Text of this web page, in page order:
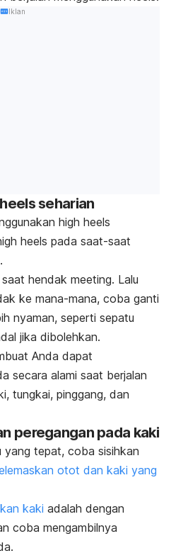
Iklan
seharian
high heels
heels pada saat-saat
hendak meeting. Lalu
ke mana-mana, coba ganti
nyaman, seperti sepatu
jika dibolehkan.
Anda dapat
secara alami saat berjalan
tungkai, pinggang, dan
peregangan pada kaki
yang tepat, coba sisihkan
otot dan kaki yang
kaki adalah dengan
coba mengambilnya